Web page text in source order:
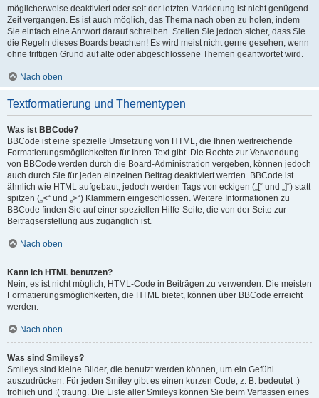
möglicherweise deaktiviert oder seit der letzten Markierung ist nicht genügend
Zeit vergangen. Es ist auch möglich, das Thema nach oben zu holen, indem
Sie einfach eine Antwort darauf schreiben. Stellen Sie jedoch sicher, dass Sie
die Regeln dieses Boards beachten! Es wird meist nicht gerne gesehen, wenn
ohne triftigen Grund auf alte oder abgeschlossene Themen geantwortet wird.
Nach oben
Textformatierung und Thementypen
Was ist BBCode?
BBCode ist eine spezielle Umsetzung von HTML, die Ihnen weitreichende
Formatierungsmöglichkeiten für Ihren Text gibt. Die Rechte zur Verwendung
von BBCode werden durch die Board-Administration vergeben, können jedoch
auch durch Sie für jeden einzelnen Beitrag deaktiviert werden. BBCode ist
ähnlich wie HTML aufgebaut, jedoch werden Tags von eckigen („[“ und „]“) statt
spitzen („<“ und „>“) Klammern eingeschlossen. Weitere Informationen zu
BBCode finden Sie auf einer speziellen Hilfe-Seite, die von der Seite zur
Beitragserstellung aus zugänglich ist.
Nach oben
Kann ich HTML benutzen?
Nein, es ist nicht möglich, HTML-Code in Beiträgen zu verwenden. Die meisten
Formatierungsmöglichkeiten, die HTML bietet, können über BBCode erreicht
werden.
Nach oben
Was sind Smileys?
Smileys sind kleine Bilder, die benutzt werden können, um ein Gefühl
auszudrücken. Für jeden Smiley gibt es einen kurzen Code, z. B. bedeutet :)
fröhlich und :( traurig. Die Liste aller Smileys können Sie beim Verfassen eines